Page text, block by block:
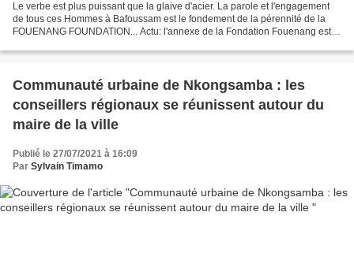
Le verbe est plus puissant que la glaive d'acier. La parole et l'engagement
de tous ces Hommes à Bafoussam est le fondement de la pérennité de la
FOUENANG FOUNDATION... Actu: l'annexe de la Fondation Fouenang est
Communauté urbaine de Nkongsamba : les
conseillers régionaux se réunissent autour du
maire de la ville
Publié le 27/07/2021 à 16:09
Par Sylvain Timamo